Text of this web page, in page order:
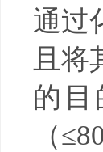
通过
且将
的
（